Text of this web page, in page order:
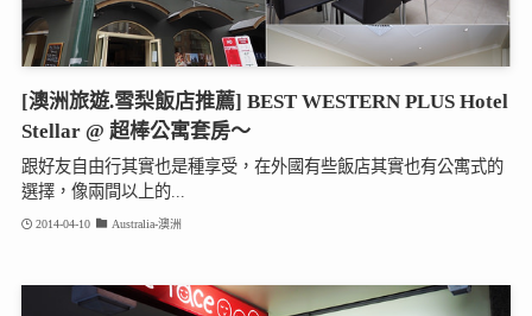
[澳洲旅遊.雪梨飯店推薦] BEST WESTERN PLUS Hotel
Stellar @ 超棒公寓套房～
跟好友自由行其實也是種享受，在外國有些飯店其實也有公寓式的
選擇，像兩間以上的...
2014-04-10 Australia-澳洲